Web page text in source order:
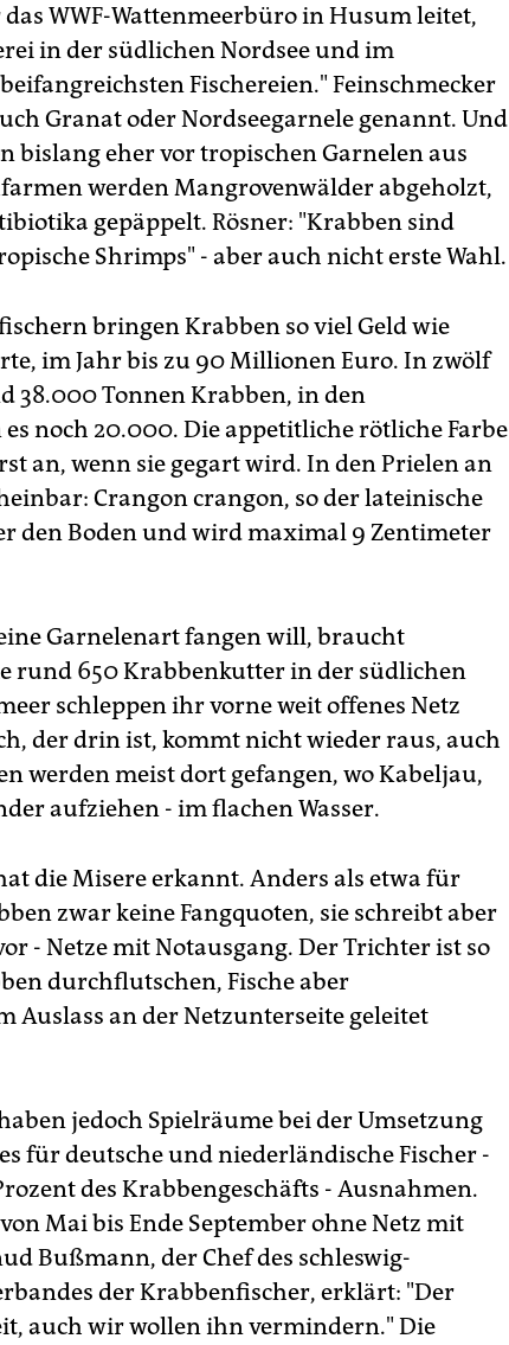
WWF-Wattenmeerbüro in Husum leitet,
in der südlichen Nordsee und im
Fischereien." Feinschmecker
Granat oder Nordseegarnele genannt. Und
bislang eher vor tropischen Garnelen aus
werden Mangrovenwälder abgeholzt,
gepäppelt. Rösner: "Krabben sind
Shrimps" - aber auch nicht erste Wahl.
bringen Krabben so viel Geld wie
im Jahr bis zu 90 Millionen Euro. In zwölf
38.000 Tonnen Krabben, in den
noch 20.000. Die appetitliche rötliche Farbe
an, wenn sie gegart wird. In den Prielen an
Crangon crangon, so der lateinische
den Boden und wird maximal 9 Zentimeter
Garnelenart fangen will, braucht
rund 650 Krabbenkutter in der südlichen
schleppen ihr vorne weit offenes Netz
der drin ist, kommt nicht wieder raus, auch
werden meist dort gefangen, wo Kabeljau,
aufziehen - im flachen Wasser.
die Misere erkannt. Anders als etwa für
zwar keine Fangquoten, sie schreibt aber
- Netze mit Notausgang. Der Trichter ist so
durchflutschen, Fische aber
Auslass an der Netzunterseite geleitet
jedoch Spielräume bei der Umsetzung
für deutsche und niederländische Fischer -
des Krabbengeschäfts - Ausnahmen.
Mai bis Ende September ohne Netz mit
Bußmann, der Chef des schleswig-
der Krabbenfischer, erklärt: "Der
auch wir wollen ihn vermindern." Die